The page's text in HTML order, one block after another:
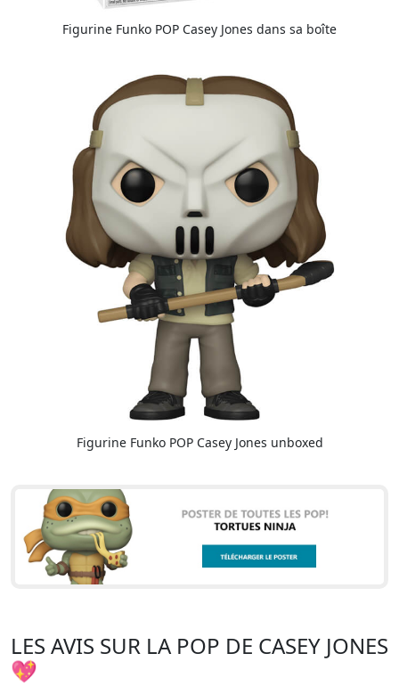
Figurine Funko POP Casey Jones dans sa boîte
Figurine Funko POP Casey Jones unboxed
LES AVIS SUR LA POP DE CASEY JONES
💖